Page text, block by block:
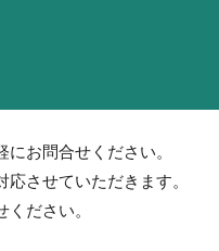
お問合せください。
させていただきます。
ださい。